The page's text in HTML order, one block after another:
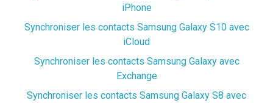
iPhone
Synchroniser les contacts Samsung Galaxy S10 avec
iCloud
Synchroniser les contacts Samsung Galaxy avec
Exchange
Synchroniser les contacts Samsung Galaxy S8 avec